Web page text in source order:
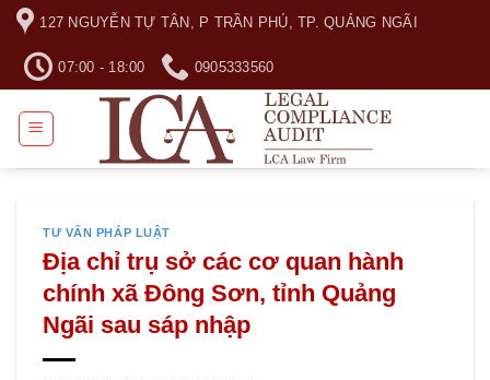
Skip
content
127 NGUYỄN TỰ TÂN, P TRẦN PHÚ, TP. QUẢNG NGÃI
07:00 - 18:00 0905333560
TƯ VẤN PHÁP LUẬT
Địa chỉ trụ sở các cơ quan hành
chính xã Đông Sơn, tỉnh Quảng
Ngãi sau sáp nhập